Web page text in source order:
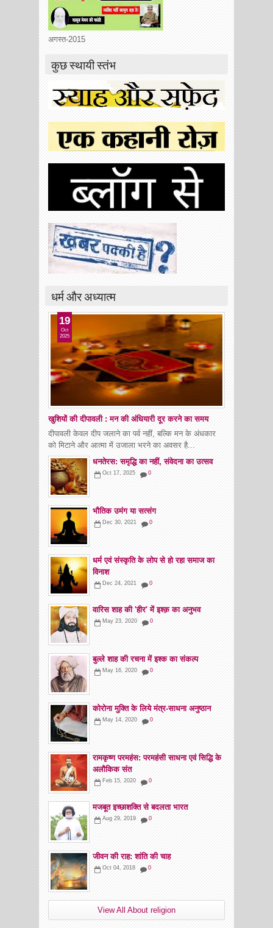
अगस्त-2015
कुछ स्थायी स्तंभ
धर्म और अध्यात्म
खुशियों की दीपावली : मन की अंधियारी दूर करने का समय
19
Oct
2025
दीपावली केवल दीप जलाने का पर्व नहीं, बल्कि मन के अंधकार
को मिटाने और आत्मा में उजाला भरने का अवसर है...
धनतेरस: समृद्धि का नहीं, संवेदना का उत्सव
Oct 17, 2025 0
भौतिक उमंग या सत्संग
Dec 30, 2021 0
धर्म एवं संस्कृति के लोप से हो रहा समाज का
विनाश
Dec 24, 2021 0
वारिस शाह की 'हीर' में इश्क़ का अनुभव
May 23, 2020 0
बुल्ले शाह की रचना में इश्क का संकल्प
May 16, 2020 0
कोरोना मुक्ति के लिये मंत्र-साधना अनुष्ठान
May 14, 2020 0
रामकृष्ण परमहंस: परमहंसी साधना एवं सिद्धि के
अलौकिक संत
Feb 15, 2020 0
मजबूत इच्छाशक्ति से बदलता भारत
Aug 29, 2019 0
जीवन की राह: शांति की चाह
Oct 04, 2018 0
View All About religion